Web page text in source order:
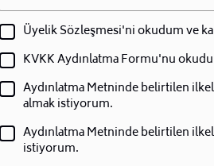
Üyelik Sözleşmesi'ni okudum ve
KVKK Aydınlatma Formu'nu
Aydınlatma Metninde belirtilen
almak istiyorum.
Aydınlatma Metninde belirtilen
istiyorum.